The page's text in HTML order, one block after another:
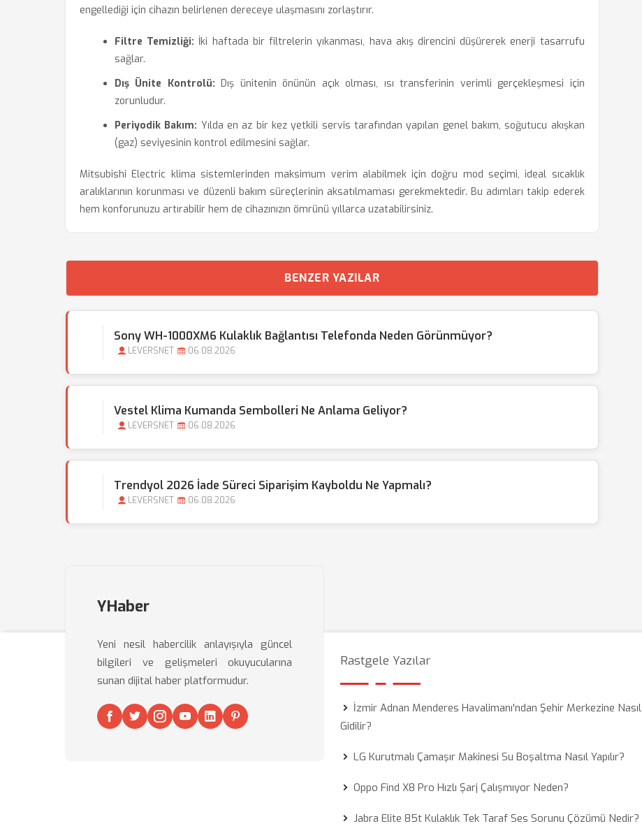
engellediği için cihazın belirlenen dereceye ulaşmasını zorlaştırır.
Filtre Temizliği: İki haftada bir filtrelerin yıkanması, hava akış direncini düşürerek enerji tasarrufu
sağlar.
Dış Ünite Kontrolü: Dış ünitenin önünün açık olması, ısı transferinin verimli gerçekleşmesi için
zorunludur.
Periyodik Bakım: Yılda en az bir kez yetkili servis tarafından yapılan genel bakım, soğutucu akışkan
(gaz) seviyesinin kontrol edilmesini sağlar.
Mitsubishi Electric klima sistemlerinden maksimum verim alabilmek için doğru mod seçimi, ideal sıcaklık
aralıklarının korunması ve düzenli bakım süreçlerinin aksatılmaması gerekmektedir. Bu adımları takip ederek
hem konforunuzu artırabilir hem de cihazınızın ömrünü yıllarca uzatabilirsiniz.
BENZER YAZILAR
Sony WH-1000XM6 Kulaklık Bağlantısı Telefonda Neden Görünmüyor?
LEVERSNET 06.08.2026
Vestel Klima Kumanda Sembolleri Ne Anlama Geliyor?
LEVERSNET 06.08.2026
Trendyol 2026 İade Süreci Siparişim Kayboldu Ne Yapmalı?
LEVERSNET 06.08.2026
YHaber
Yeni nesil habercilik anlayışıyla güncel
bilgileri ve gelişmeleri okuyucularına
sunan dijital haber platformudur.
Rastgele Yazılar
İzmir Adnan Menderes Havalimanı'ndan Şehir Merkezine Nasıl
Gidilir?
LG Kurutmalı Çamaşır Makinesi Su Boşaltma Nasıl Yapılır?
Oppo Find X8 Pro Hızlı Şarj Çalışmıyor Neden?
Jabra Elite 85t Kulaklık Tek Taraf Ses Sorunu Çözümü Nedir?